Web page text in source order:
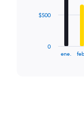
The
ene.
0
$500